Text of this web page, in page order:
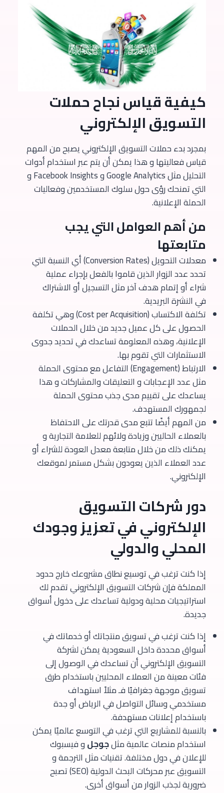
كيفية قياس نجاح حملات
التسويق الإلكتروني
بمجرد بدء حملات التسويق الإلكتروني يصبح من المهم
قياس فعاليتها و هذا يمكن أن يتم عبر استخدام أدوات
التحليل مثل Google Analytics و Facebook Insights و
التي تمنحك رؤى حول سلوك المستخدمين وفعاليات
الحملة الإعلانية.
من أهم العوامل التي يجب
متابعتها
معدلات التحويل (Conversion Rates) أي النسبة التي
تحدد عدد الزوار الذين قاموا بالفعل بإجراء عملية
شراء أو إتمام هدف آخر مثل التسجيل أو الاشتراك
في النشرة البريدية.
تكلفة الاكتساب (Cost per Acquisition) وهي تكلفة
الحصول على كل عميل جديد من خلال الحملات
الإعلانية، وهذه المعلومة تساعدك في تحديد جدوى
الاستثمارات التي تقوم بها.
الارتباط (Engagement) التفاعل مع محتوى الحملة
مثل عدد الإعجابات و التعليقات والمشاركات و هذا
يساعدك على تقييم مدى جذب محتوى الحملة
لجمهورك المستهدف.
من المهم أيضًا تتبع مدى قدرتك على الاحتفاظ
بالعملاء الحاليين وزيادة ولائهم للعلامة التجارية و
يمكنك ذلك من خلال متابعة معدل العودة للشراء أو
عدد العملاء الذين يعودون بشكل مستمر لموقعك
الإلكتروني.
دور شركات التسويق
الإلكتروني في تعزيز وجودك
المحلي والدولي
إذا كنت ترغب في توسيع نطاق مشروعك خارج حدود
المملكة فإن شركات التسويق الإلكتروني تقدم لك
استراتيجيات محلية ودولية تساعدك على دخول أسواق
جديدة.
إذا كنت ترغب في تسويق منتجاتك أو خدماتك في
أسواق محددة داخل السعودية يمكن لشركة
التسويق الإلكتروني أن تساعدك في الوصول إلى
فئات معينة من العملاء المحليين باستخدام طرق
تسويق موجهة جغرافيًا فـ مثلاً استهداف
مستخدمي وسائل التواصل في الرياض أو جدة
باستخدام إعلانات مستهدفة.
بالنسبة للمشاريع التي ترغب في التوسع عالميًا يمكن
استخدام منصات عالمية مثلجوجلو فيسبوك
للإعلان في دول مختلفة. تقنيات مثل الترجمة و
التسويق عبر محركات البحث الدولية (SEO) تصبح
ضرورية لجذب الزوار من أسواق أخرى.